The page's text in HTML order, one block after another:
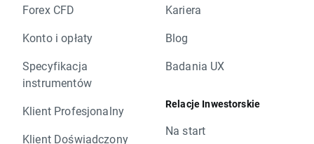
Forex CFD
Konto i opłaty
Specyfikacja
instrumentów
Klient Profesjonalny
Klient Doświadczony
Kariera
Blog
Badania UX
Relacje Inwestorskie
Na start